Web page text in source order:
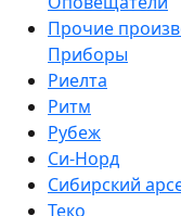
Прочие
Приборы
Риелта
Ритм
Рубеж
Си-Норд
Сибирский
Теко